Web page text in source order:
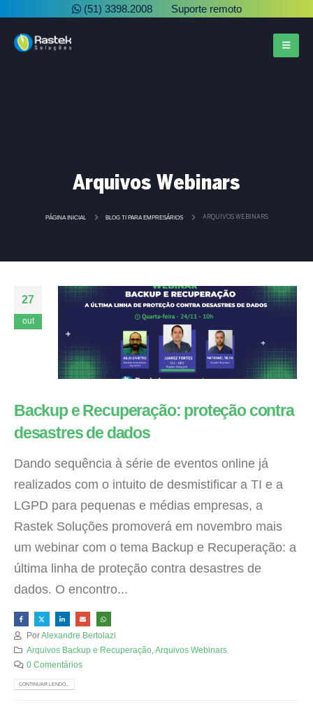
(51) 3398.2008 Suporte remoto
Arquivos Webinars
PÁGINA INICIAL BLOG TI PARA EMPRESÁRIOS ARQUIVOS WEBINARS
27
out
Backup e Recuperação: proteção contra
desastres de dados
Dando sequência à série de eventos online já
realizados com o intuito de desmistificar a TI e a
LGPD para pequenas e médias empresas, a
Rastek Soluções promoverá em novembro mais
um webinar com o tema Backup e Recuperação: a
última linha de proteção contra desastres de
dados. O encontro...
Por Alexandre Bertolazi
Arquivos Backup e Recuperação, Arquivos Webinars
0 Comentários
CONTINUAR LENDO...